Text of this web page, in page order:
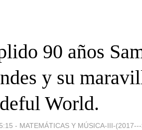
90 años
y su
World.
- MATEMÁTICAS Y MÚSICA-III-